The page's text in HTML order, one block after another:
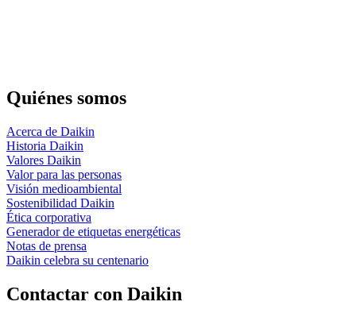
Quiénes somos
Acerca de Daikin
Historia Daikin
Valores Daikin
Valor para las personas
Visión medioambiental
Sostenibilidad Daikin
Ética corporativa
Generador de etiquetas energéticas
Notas de prensa
Daikin celebra su centenario
Contactar con Daikin